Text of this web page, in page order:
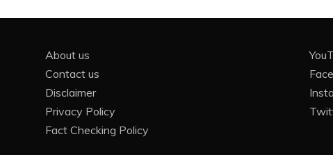
About us
Contact us
Disclaimer
Privacy Policy
Fact Checking Policy